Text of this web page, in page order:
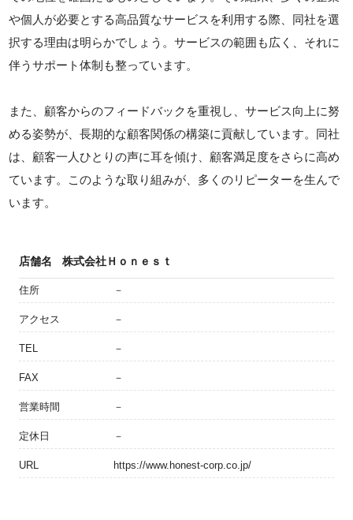
や個人が必要とする高品質なサービスを利用する際、同社を選
択する理由は明らかでしょう。サービスの範囲も広く、それに
伴うサポート体制も整っています。
また、顧客からのフィードバックを重視し、サービス向上に努
める姿勢が、長期的な顧客関係の構築に貢献しています。同社
は、顧客一人ひとりの声に耳を傾け、顧客満足度をさらに高め
ています。このような取り組みが、多くのリピーターを生んで
います。
店舗名 株式会社Ｈｏｎｅｓｔ
住所 －
アクセス －
TEL －
FAX －
営業時間 －
定休日 －
URL https://www.honest-corp.co.jp/